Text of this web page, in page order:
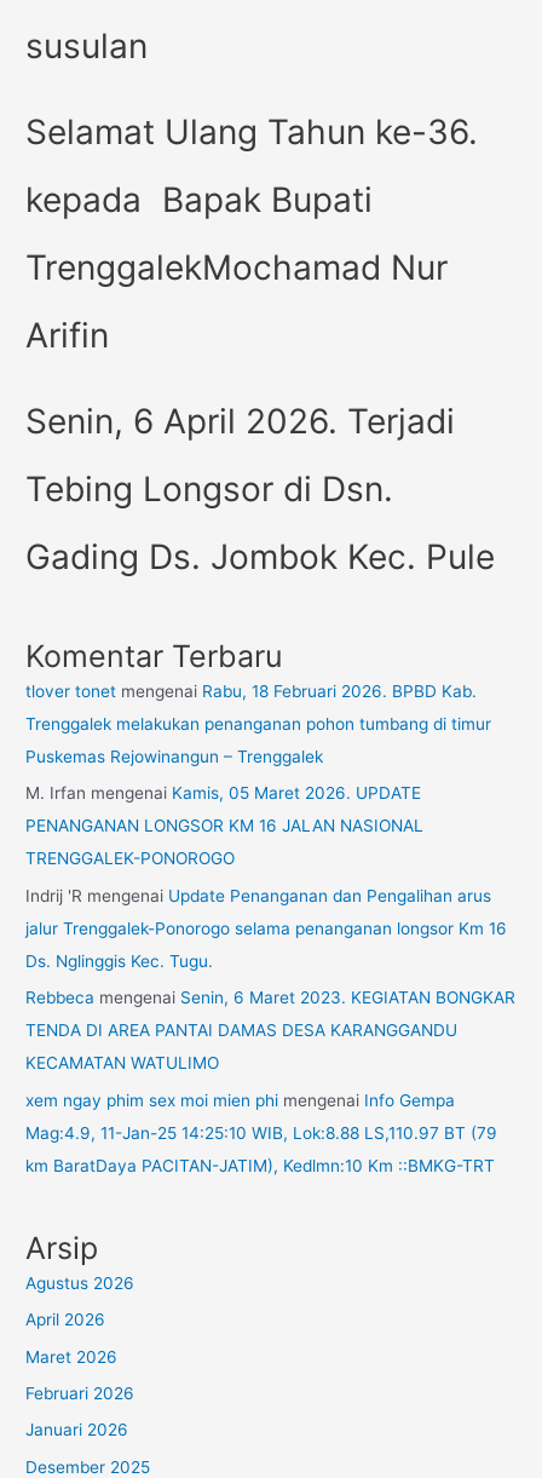
susulan
Selamat Ulang Tahun ke-36.
kepada Bapak Bupati
TrenggalekMochamad Nur
Arifin
Senin, 6 April 2026. Terjadi
Tebing Longsor di Dsn.
Gading Ds. Jombok Kec. Pule
Komentar Terbaru
tlover tonet mengenai Rabu, 18 Februari 2026. BPBD Kab.
Trenggalek melakukan penanganan pohon tumbang di timur
Puskemas Rejowinangun – Trenggalek
M. Irfan mengenai Kamis, 05 Maret 2026. UPDATE
PENANGANAN LONGSOR KM 16 JALAN NASIONAL
TRENGGALEK-PONOROGO
Indrij 'R mengenai Update Penanganan dan Pengalihan arus
jalur Trenggalek-Ponorogo selama penanganan longsor Km 16
Ds. Nglinggis Kec. Tugu.
Rebbeca mengenai Senin, 6 Maret 2023. KEGIATAN BONGKAR
TENDA DI AREA PANTAI DAMAS DESA KARANGGANDU
KECAMATAN WATULIMO
xem ngay phim sex moi mien phi mengenai Info Gempa
Mag:4.9, 11-Jan-25 14:25:10 WIB, Lok:8.88 LS,110.97 BT (79
km BaratDaya PACITAN-JATIM), Kedlmn:10 Km ::BMKG-TRT
Arsip
Agustus 2026
April 2026
Maret 2026
Februari 2026
Januari 2026
Desember 2025